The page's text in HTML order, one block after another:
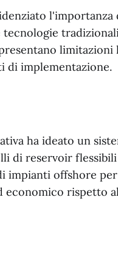
l'importanza
limitazioni
di implementazione.
ha ideato un
di reservoir
impianti offshore per
economico rispetto